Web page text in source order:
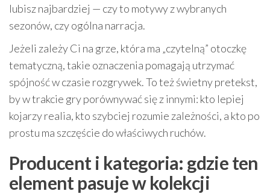
lubisz najbardziej — czy to motywy z wybranych
sezonów, czy ogólna narracja.
Jeżeli zależy Ci na grze, która ma „czytelną” otoczkę
tematyczną, takie oznaczenia pomagają utrzymać
spójność w czasie rozgrywek. To też świetny pretekst,
by w trakcie gry porównywać się z innymi: kto lepiej
kojarzy realia, kto szybciej rozumie zależności, a kto po
prostu ma szczęście do właściwych ruchów.
Producent i kategoria: gdzie ten
element pasuje w kolekcji